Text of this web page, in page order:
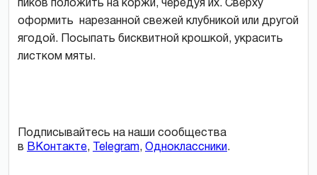
пиков положить на коржи, чередуя их. Сверху
оформить нарезанной свежей клубникой или другой
ягодой. Посыпать бисквитной крошкой, украсить
листком мяты.
Подписывайтесь на наши сообщества
в ВКонтакте, Telegram, Одноклассники.